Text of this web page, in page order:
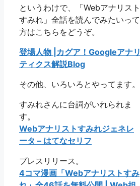
というわけで、「Webアナリスト
すみれ」全話を読んでみたいって
方はこちらをどうぞ。
登場人物 |カグア！Googleアナリ
ティクス解説Blog
その他、いろいろとやってます。
すみれさんに台詞がいれられま
す。
Webアナリストすみれジェネレ
ータ – はてなセリフ
プレスリリース。
4コマ漫画「Webアナリストすみ